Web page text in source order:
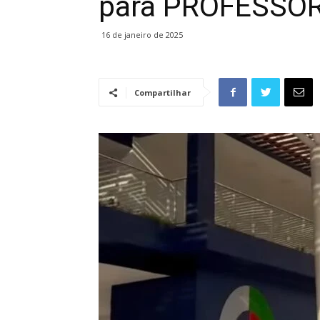
16 de janeiro de 2025
Compartilhar